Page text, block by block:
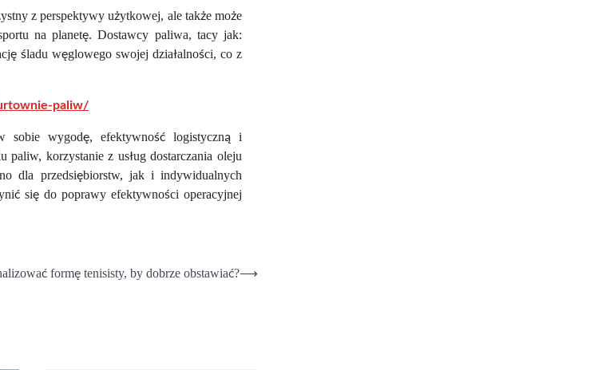
z perspektywy użytkowej, ale także może
na planetę. Dostawcy paliwa, tacy jak:
śladu węglowego swojej działalności, co z
paliw/
sobie wygodę, efektywność logistyczną i
korzystanie z usług dostarczania oleju
dla przedsiębiorstw, jak i indywidualnych
się do poprawy efektywności operacyjnej
formę tenisisty, by dobrze obstawiać?⟶